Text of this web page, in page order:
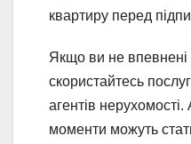
квартиру перед
Якщо ви не впевнені
скористайтесь
агентів
моменти можуть